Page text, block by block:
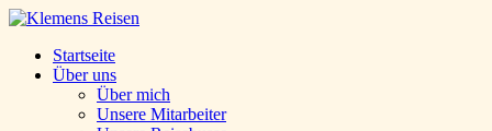
Startseite
Über uns
Über mich
Unsere Mitarbeiter